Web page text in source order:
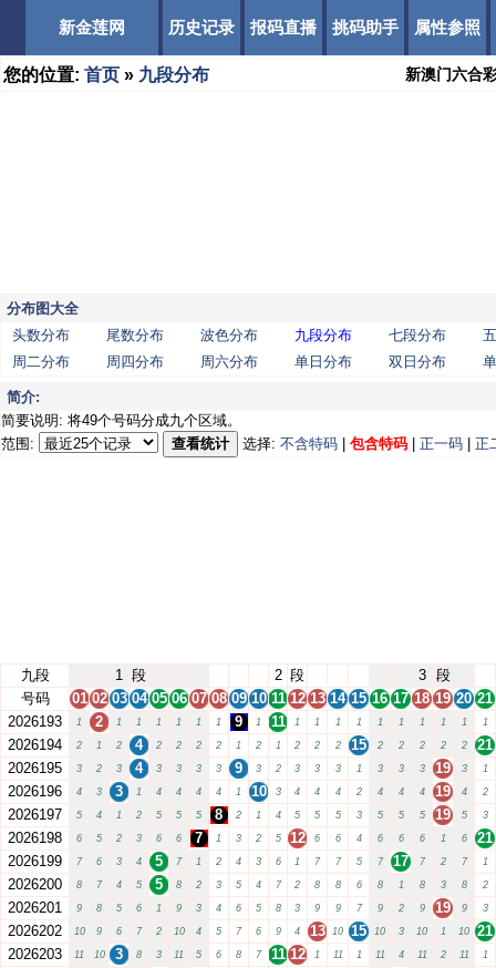
新金莲网 历史记录 报码直播 挑码助手 属性参照
您的位置: 首页 » 九段分布 新澳门六合
分布图大全
头数分布
尾数分布 波色分布 九段分布 七段分布
周二分布
周四分布 周六分布 单日分布 双日分布
简介:
简要说明: 将49个号码分成九个区域。
范围:
查看统计 选择: 不含特码 包含特码 正一码 正
九段 1 段 2 段 3
段
号码
01 02 03 04 05 06 07 08 09 10 11 12 13 14 15 16 17 18 19 20 21
2026193
1 2 1 1 1 1 1 1 9 1 11 1 1 1 1 1 1 1 1 1 1
2026194 2 1 2 4 2 2 2 2 1 2 1 2 2 2 15 2 2 2 2 2
21
2026195
3 2 3 4 3 3 3 3 9 3 2 3 3 3 1 3 3 3 19 3 1
2026196 4 3 3 1 4 4 4 4 1 10 3 4 4 4 2 4 4 4 19 4 2
2026197 5 4 1 2 5 5 5 8 2 1 4 5 5 5 3 5 5 5 19 5 3
2026198 6 5 2 3 6 6 7 1 3 2 5 12 6 6 4 6 6 6 1 6
21
2026199
7 6 3 4 5 7 1 2 4 3 6 1 7 7 5 7 17 7 2 7 1
2026200 8 7 4 5 5 8 2 3 5 4 7 2 8 8 6 8 1 8 3 8 2
2026201 9 8 5 6 1 9 3 4 6 5 8 3 9 9 7 9 2 9 19 9 3
2026202 10 9 6 7 2 10 4 5 7 6 9 4 13 10 15 10 3 10 1 10
21
2026203
11 10 3 8 3 11 5 6 8 7 11 12 1 11 1 11 4 11 2 11 1